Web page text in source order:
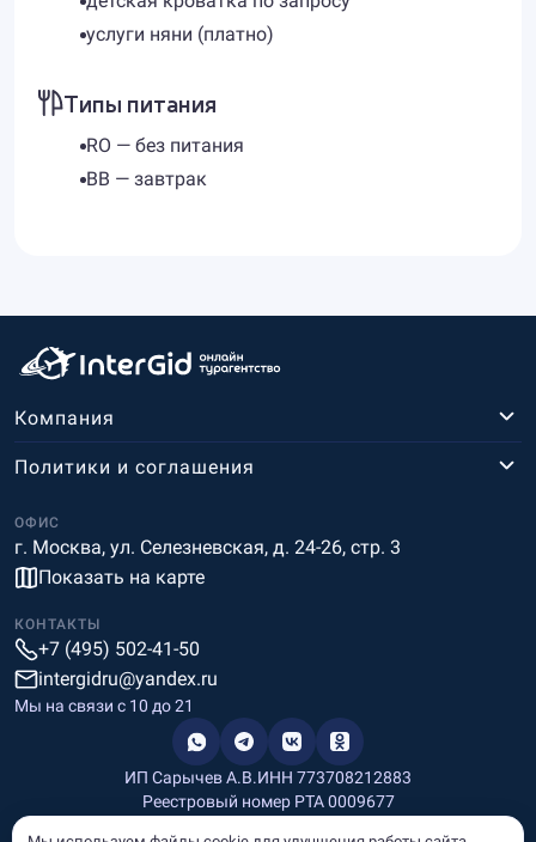
услуги няни (платно)
Типы питания
RO — без питания
BB — завтрак
Компания
ОФИС
г. Москва, ул. Селезневская, д. 24-26, стр. 3
Показать на карте
Политики и соглашения
КОНТАКТЫ
+7 (495) 502-41-50
intergidru@yandex.ru
Мы на связи c 10 до 21
ИП Сарычев А.В.ИНН 773708212883
Реестровый номер РТА 0009677